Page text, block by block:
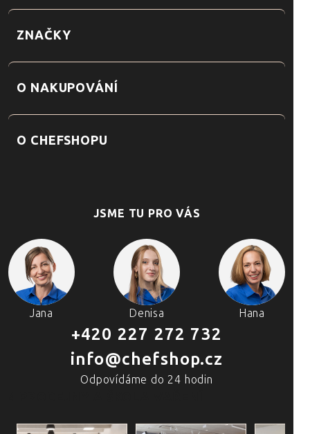
ZNAČKY
O NAKUPOVÁNÍ
O CHEFSHOPU
JSME TU PRO VÁS
Jana Denisa Hana
+420 227 272 732
info@chefshop.cz
Odpovídáme do 24 hodin